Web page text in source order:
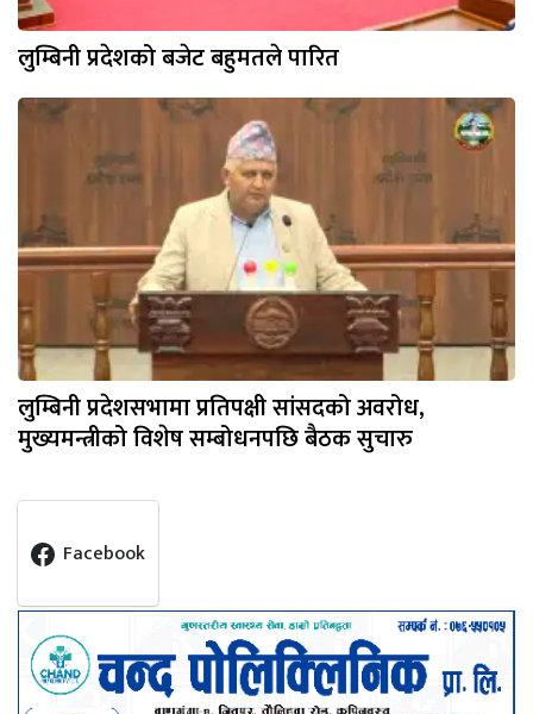
लुम्बिनी प्रदेशको बजेट बहुमतले पारित
लुम्बिनी प्रदेशसभामा प्रतिपक्षी सांसदको अवरोध,
मुख्यमन्त्रीको विशेष सम्बोधनपछि बैठक सुचारु
Facebook